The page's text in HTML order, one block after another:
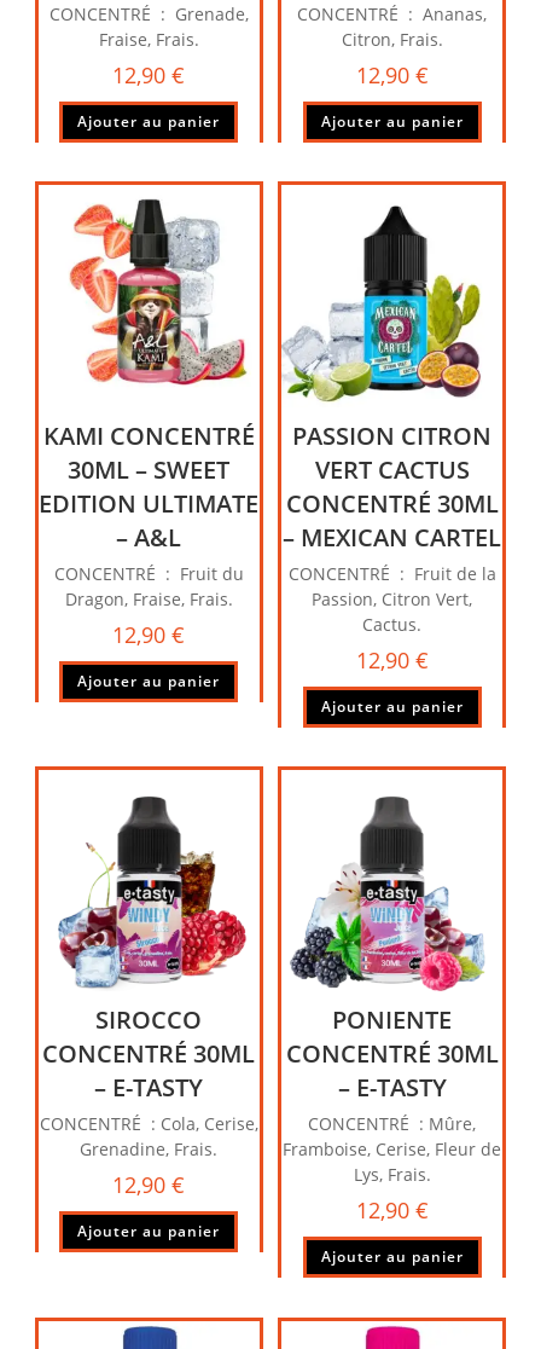
CONCENTRÉ : Grenade,
Fraise, Frais.
12,90€
Ajouter au panier
CONCENTRÉ : Ananas,
Citron, Frais.
12,90 €
Ajouter au panier
KAMI CONCENTRÉ
30ML – SWEET
EDITION ULTIMATE
– A&L
CONCENTRÉ : Fruit du
Dragon, Fraise, Frais.
12,90€
Ajouter au panier
PASSION CITRON
VERT CACTUS
CONCENTRÉ 30ML
– MEXICAN CARTEL
CONCENTRÉ : Fruit de la
Passion, Citron Vert,
Cactus.
12,90 €
Ajouter au panier
SIROCCO
CONCENTRÉ 30ML
– E-TASTY
CONCENTRÉ : Cola, Cerise,
Grenadine, Frais.
12,90€
Ajouter au panier
PONIENTE
CONCENTRÉ 30ML
– E-TASTY
CONCENTRÉ : Mûre,
Framboise, Cerise, Fleur de
Lys, Frais.
12,90 €
Ajouter au panier